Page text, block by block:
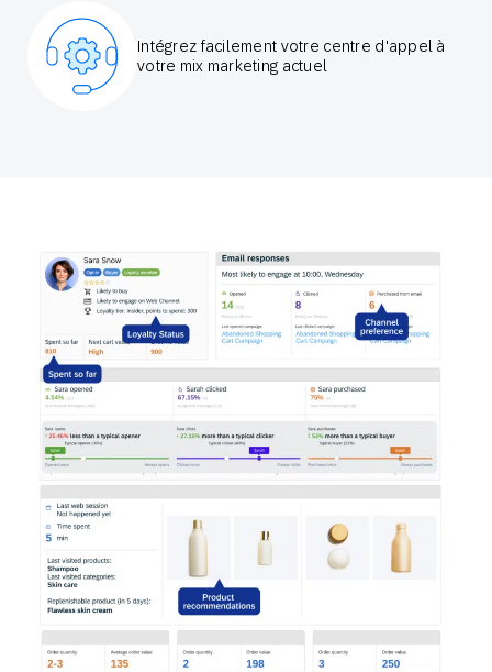
Intégrez facilement votre centre d'appel à
votre mix marketing actuel